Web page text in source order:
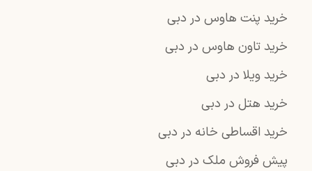
خرید پنت هاوس در دبی
خرید تاون هاوس در دبی
خرید ویلا در دبی
خرید هتل در دبی
خرید اقساطی خانه در دبی
پیش فروش ملک در دبی